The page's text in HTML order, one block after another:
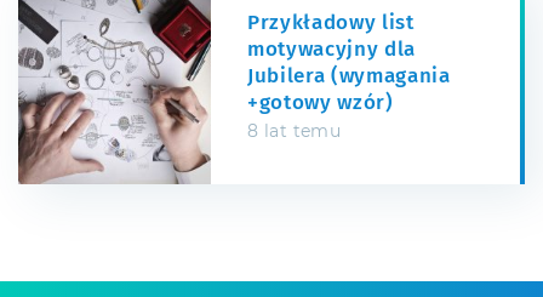
Przykładowy list
motywacyjny dla
Jubilera (wymagania
+gotowy wzór)
8 lat temu